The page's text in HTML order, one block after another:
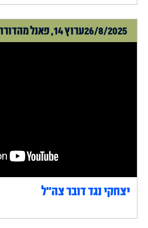
26/8/2025ערוץ 14, פאנל מהדורה מוקדמת
יצחקי נגד דובר צה״ל